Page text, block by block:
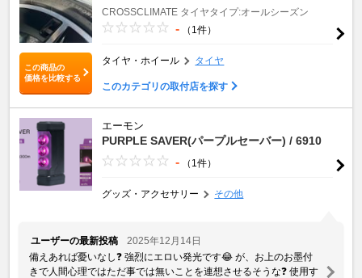
この商品の
価格を比較する
CROSSCLIMATE タイヤタイプ:オールシーズン
- （1件）
タイヤ・ホイール タイヤ
このカテゴリの取付店を探す
エーモン
PURPLE SAVER(パープルセーバー) / 6910
- （1件）
グッズ・アクセサリー その他
ユーザーの最新投稿
2025年12月14日
備えあれば憂いなし❓ 強烈にエロい発光です😂 が、お上のお墨付
きで人間心理ではただ事では無いことを連想させるそうな❓ 使用す